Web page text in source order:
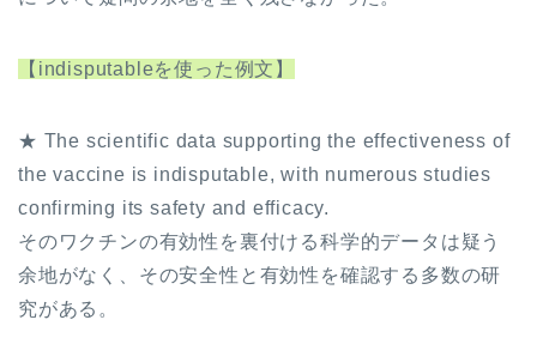
【indisputableを使った例文】
★ The scientific data supporting the effectiveness of
the vaccine is indisputable, with numerous studies
confirming its safety and efficacy.
そのワクチンの有効性を裏付ける科学的データは疑う
余地がなく、その安全性と有効性を確認する多数の研
究がある。